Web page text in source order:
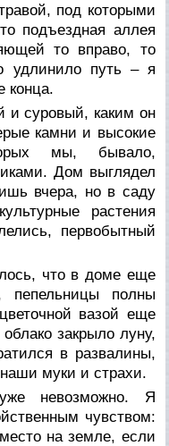
под которыми
подъездная аллея
то вправо, то
удлинило путь – я
конца.
и суровый, каким он
камни и высокие
мы, бывало,
Дом выглядел
вчера, но в саду
растения
первобытный
что в доме еще
пепельницы полны
вазой еще
закрыло луну,
в развалины,
муки и страхи.
невозможно. Я
чувством:
на земле, если